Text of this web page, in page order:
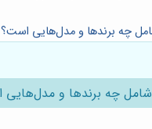
چه برندها و مدل‌هایی
چه برندها و مدل‌هایی